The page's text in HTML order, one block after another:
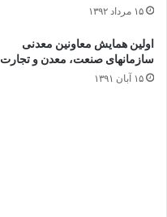
۱۵ مرداد ۱۳۹۲
اولین همایش معاونین معدنی
سازمانهای صنعت، معدن و تجارت
۱۵ آبان ۱۳۹۱